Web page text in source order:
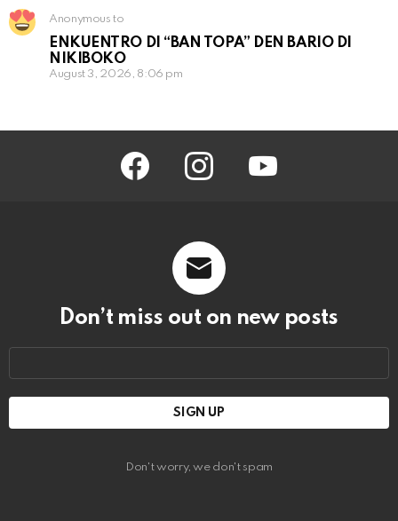
Anonymous to
ENKUENTRO DI “BAN TOPA” DEN BARIO DI
NIKIBOKO
August 3, 2026, 8:06 pm
facebook instagram youtube
Don’t miss out on new posts
Don't worry, we don't spam